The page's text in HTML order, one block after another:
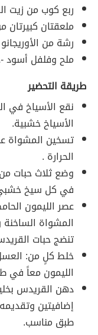
ربع كوب من زيت
ملعقتان كبيرتان
رشة من
ملح وفلفل أسود
طريقة التحضير
نقع الأسياخ في
الأسياخ خشبية.
تسخين المشواة
الحرارة .
وضع ثلاث حبات
في كل سيخ
عصر الليمون
المشواة
تنضج حبات
خلط كلٍ من:
الليمون معاً في
دهن القريدس
إضافيتين
طبق مناسب.